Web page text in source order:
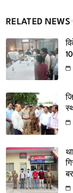
RELATED NEWS